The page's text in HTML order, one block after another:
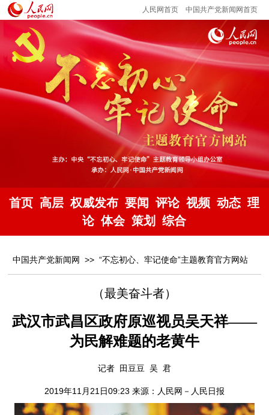
人民网首页 中国共产党新闻网首页
首页 高层 权威发布 要闻 评论 视频 动态 理
论 体会 策划 综合
中国共产党新闻网 >> “不忘初心、牢记使命”主题教育官方网站
（最美奋斗者）
武汉市武昌区政府原巡视员吴天祥——
为民解难题的老黄牛
记者 田豆豆 吴 君
2019年11月21日09:23 来源： 人民网－人民日报